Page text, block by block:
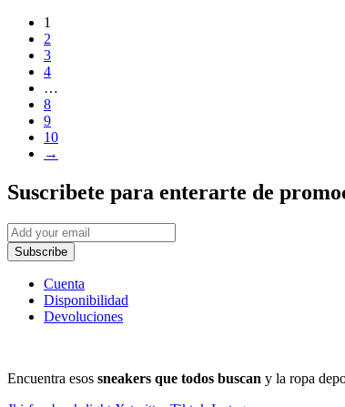
1
2
3
4
…
8
9
10
→
Suscribete para enterarte de
Subscribe
Cuenta
Disponibilidad
Devoluciones
Encuentra esos sneakers que todos buscan y la ropa